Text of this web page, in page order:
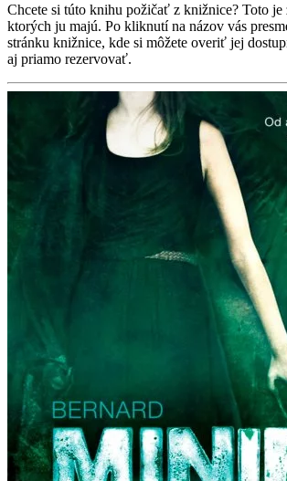
Chcete si túto knihu požičať z knižnice? Toto
ktorých ju majú. Po kliknutí na názov vás
stránku knižnice, kde si môžete overiť jej
aj priamo rezervovať.